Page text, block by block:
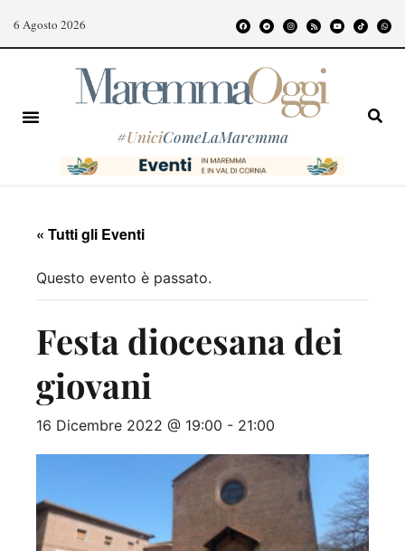
6 Agosto 2026
#UniciComeLaMaremma
« Tutti gli Eventi
Questo evento è passato.
Festa diocesana dei
giovani
16 Dicembre 2022 @ 19:00 - 21:00